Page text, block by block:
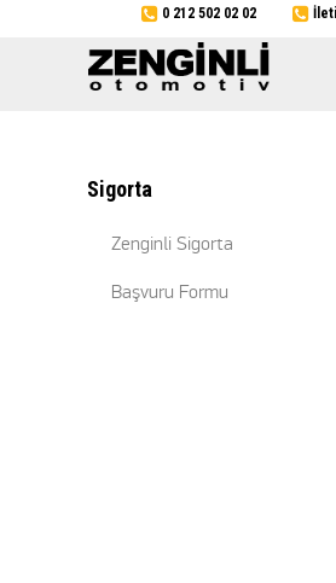
0 212 502 02 02
Sigorta
Zenginli Sigorta
Başvuru Formu